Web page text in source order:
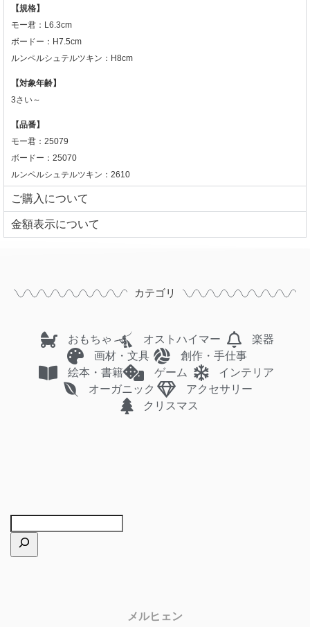
【規格】
モー君：L6.3cm
ボードー ： H7.5cm
ルンペルシュテルツキン：H8cm
【対象年齢】
3さい～
【品番】
モー君：25079
ボードー ： 25070
ルンペルシュテルツキン：2610
ご購入について
⾦額表⽰について
カテゴリ
おもちゃ オストハイマー
楽器
画材・文具
創作・手仕事
絵本・書籍
ゲーム
インテリア
オーガニック
アクセサリー
クリスマス
メルヒェン